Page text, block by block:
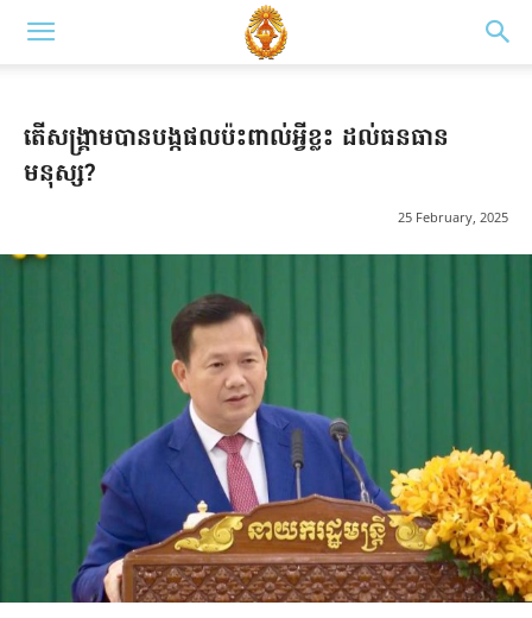
តើសង្គ្រាមបានបង្កផលប៉ះពាល់អ្វីខ្លះ ដល់ធនធាន
មនុស្ស?
25 February, 2025